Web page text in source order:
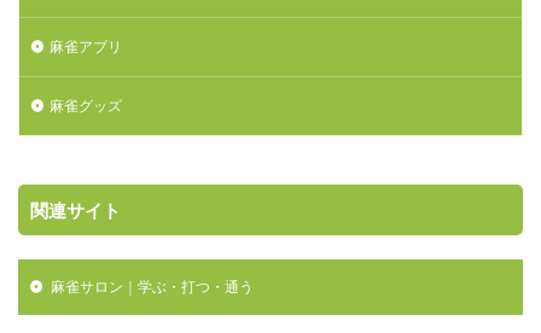
麻雀アプリ
麻雀グッズ
関連サイト
 麻雀サロン｜学ぶ・打つ・通う